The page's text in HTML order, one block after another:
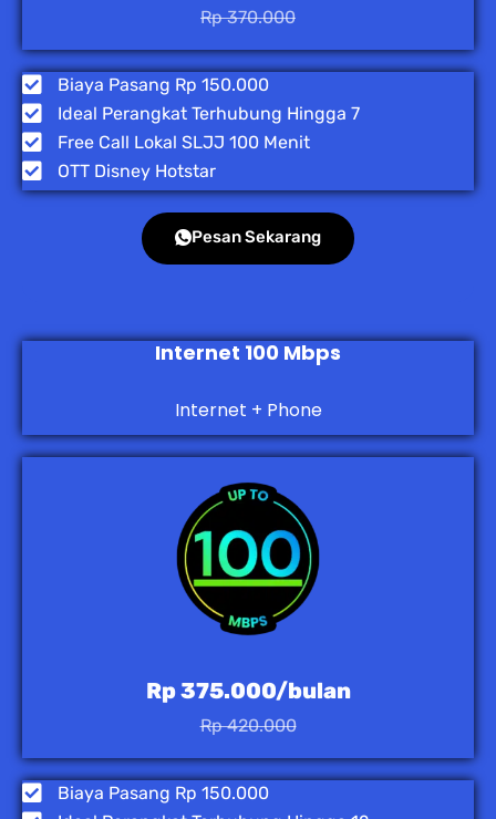
Rp 370.000
Biaya Pasang Rp 150.000
Ideal Perangkat Terhubung Hingga 7
Free Call Lokal SLJJ 100 Menit
OTT Disney Hotstar
Pesan Sekarang
Internet 100 Mbps
Internet + Phone
Rp 375.000/bulan
Rp 420.000
Biaya Pasang Rp 150.000